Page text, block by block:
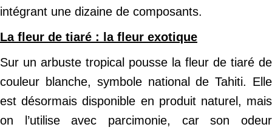
intégrant une dizaine de composants.
La fleur de tiaré : la fleur exotique
Sur un arbuste tropical pousse la fleur de tiaré de
couleur blanche, symbole national de Tahiti. Elle
est désormais disponible en produit naturel, mais
on l’utilise avec parcimonie, car son odeur